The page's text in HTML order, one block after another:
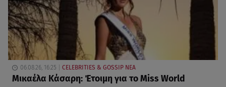
06.08.26, 16:25 CELEBRITIES & GOSSIP ΝΕΑ
Μικαέλα Κάσαρη: Έτοιμη για το Miss World